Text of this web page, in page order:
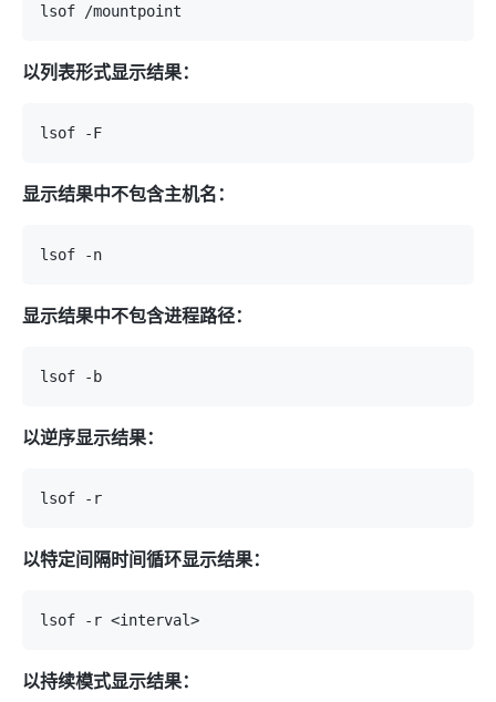
以列表形式显示结果：
显示结果中不包含主机名：
显示结果中不包含进程路径：
以逆序显示结果：
以特定间隔时间循环显示结果：
以持续模式显示结果：